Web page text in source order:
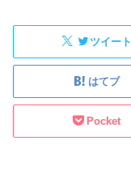
ツイート
はてブ
Pocket